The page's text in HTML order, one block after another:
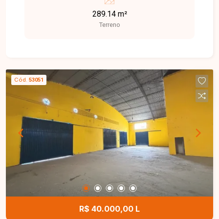
ideal para quem busca tranquilidade, conforto e
qualidade de vida, além de grande potencial de
personalizado. Uma excelente oportunidade para
construir a casa dos seus sonhos em um
condomínio fechado, com segurança e toda a
comodidade que sua família merece. Entre em
contato e agende sua visita!
289.14 m²
Terreno
Cód. 53051
R$ 40.000,00 L